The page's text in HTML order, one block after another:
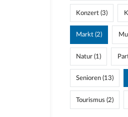
Konzert (3)
Markt (2)
Natur (1)
Senioren (13)
Tourismus (2)